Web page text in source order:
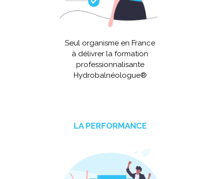
Seul organisme en France
à délivrer la formation
professionnalisante
Hydrobalnéologue®
LA PERFORMANCE